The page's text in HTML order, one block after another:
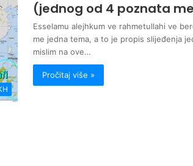
(jednog od 4 poznata
Esselamu alejhkum ve rahmetullahi ve
me jedna tema, a to je propis slijeđenja
mislim na ove…
Pročitaj više »